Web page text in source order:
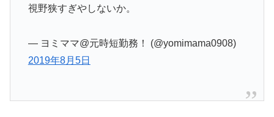
視野狭すぎやしないか。
— ヨミママ@元時短勤務！ (@yomimama0908)
2019年8月5日